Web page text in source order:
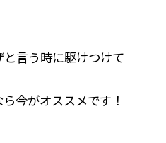
言う時に駆けつけて
今がオススメです！